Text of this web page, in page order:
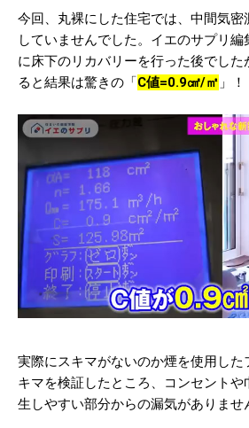
今回、丸裸にした住宅では、中間気密
していませんでした。イエのサプリ
に床下のリカバリーを行った後でし
ると結果は驚きの「C値=0.9㎠/㎡ 」！
実際にスキマがないのか煙を使用した
キマを検証したところ、コンセント
生しやすい部分からの漏気がありませ